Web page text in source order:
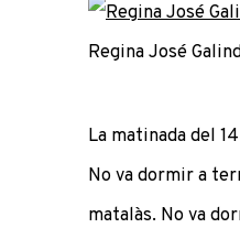
Regina José
La matinada del
No va dormir a
matalàs. No va